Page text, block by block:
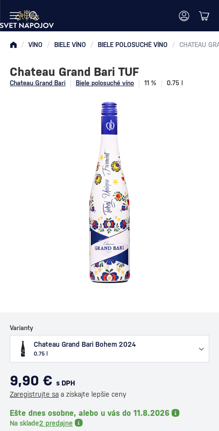
/ VÍNO / BIELE VÍNO / BIELE POLOSUCHÉ VÍNO / CHATEAU
Chateau Grand Bari Biele polosuché víno 11 % 0.75 l
Chateau Grand Bari TUF
Varianty
Chateau Grand Bari Bohem 2024
0.75 l
9,90 € s DPH
Zaregistrujte sa a získajte lepšie ceny
Ešte dnes osobne, alebo u vás do 11.8.2026
Na sklade2 predajne